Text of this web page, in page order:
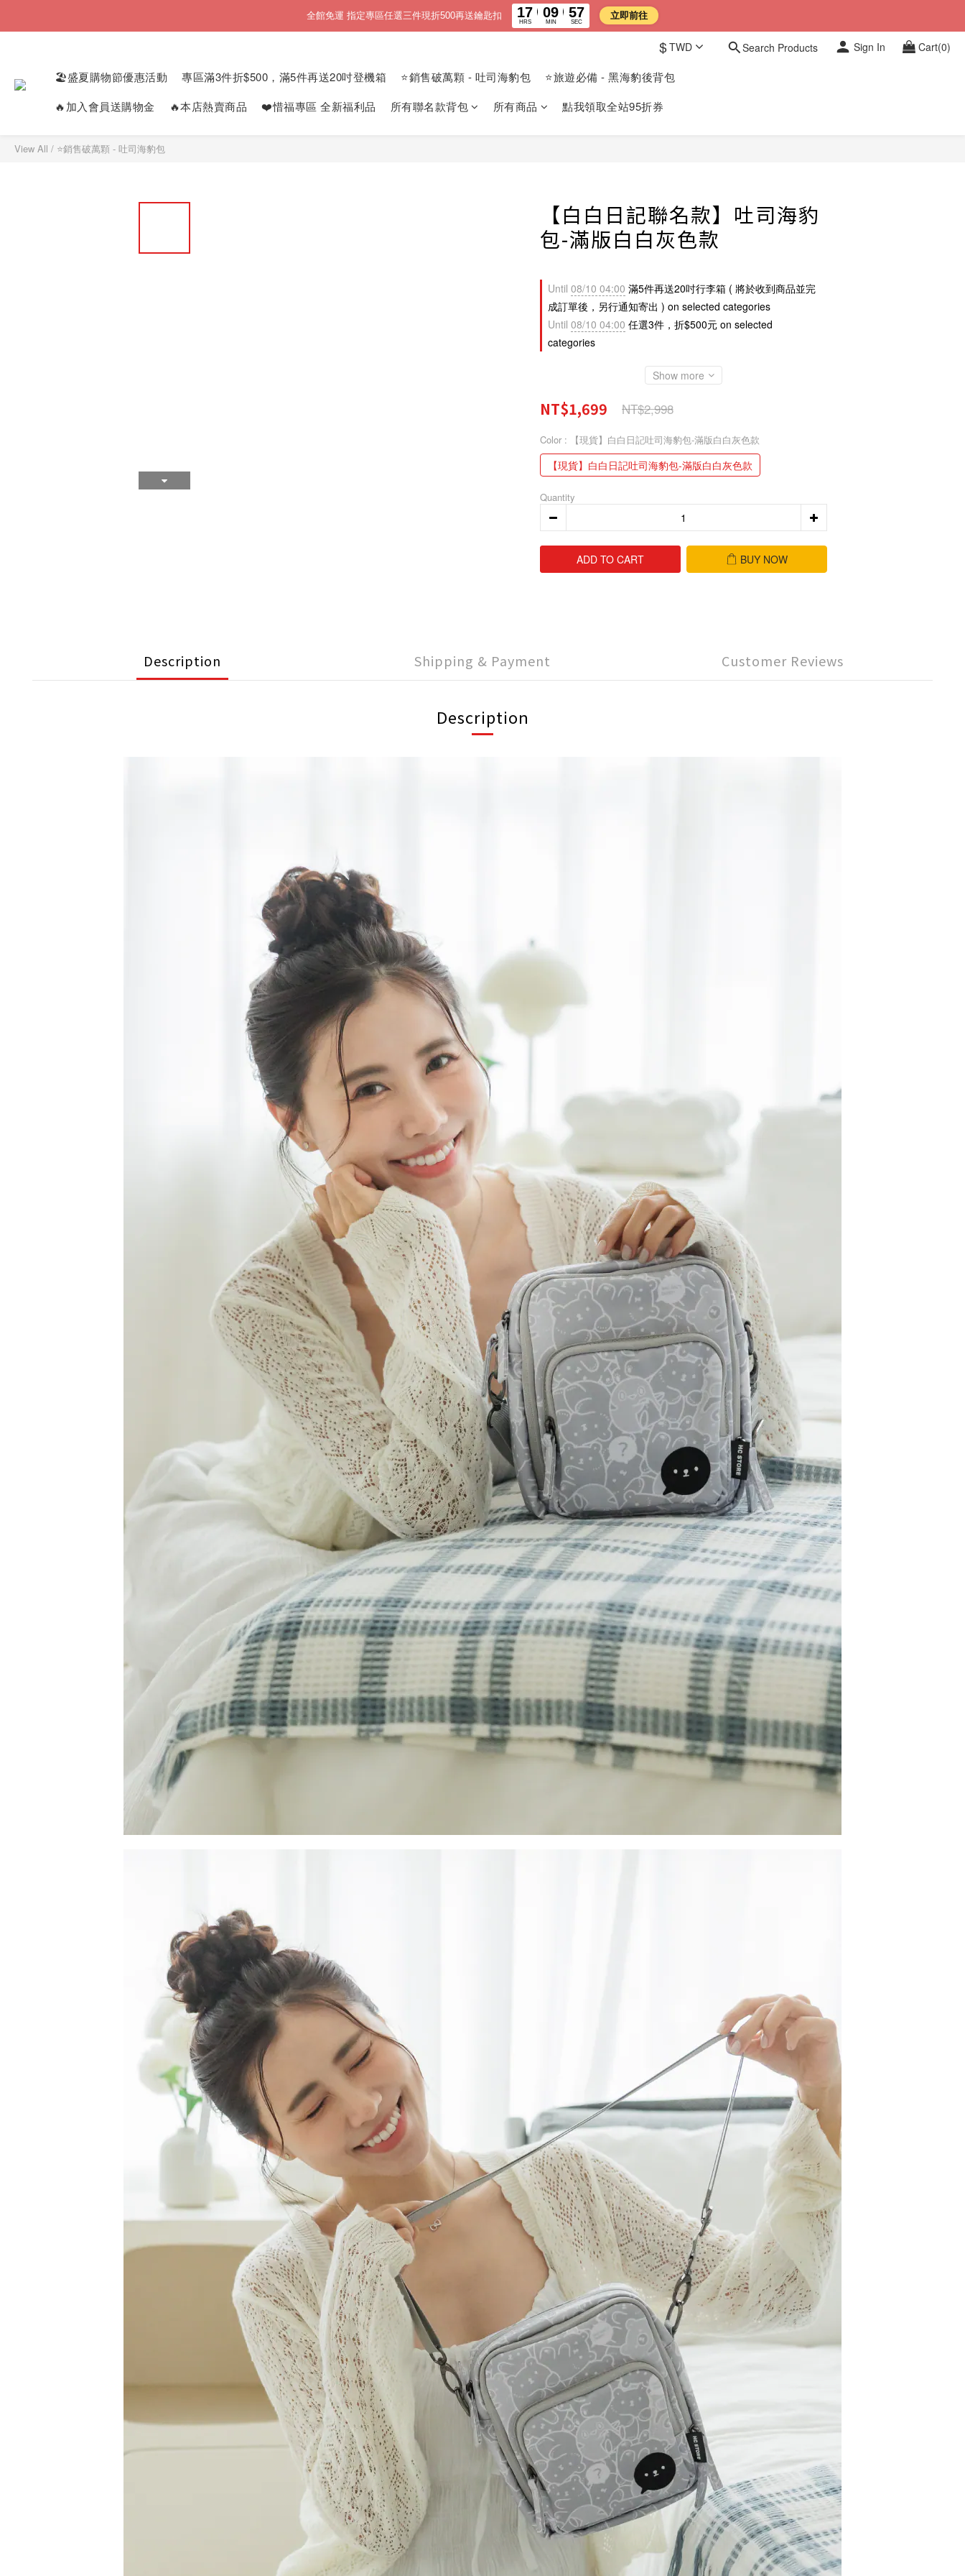
$TWD Search Products Sign In Cart(0)
🏖️盛夏購物節優惠活動 專區滿3件折$500，滿5件再送20吋登機箱 ⭐銷售破萬顆 - 吐司海豹包
⭐旅遊必備 - 黑海豹後背包
🔥加入會員送購物金
🔥本店熱賣商品 ❤️惜福專區 全新福利品 所有聯名款背包 所有商品 點我領取全站95折券
View All / ⭐銷售破萬顆 - 吐司海豹包
【白白日記聯名款】吐司海豹
包-滿版白白灰色款
Until 08/10 04:00 滿5件再送20吋行李箱 ( 將於收到商品並完
成訂單後，另行通知寄出 ) on selected categories
Until 08/10 04:00 任選3件，折$500元 on selected
categories
Show more
NT$1,699 NT$2,998
Color : 【現貨】白白日記吐司海豹包-滿版白白灰色款
【現貨】白白日記吐司海豹包-滿版白白灰色款
Quantity
ADD TO CART BUY NOW
Description Shipping & Payment Customer Reviews
Description
全館免運 指定專區任選三件現折500再送鑰匙扣 17
HRS
09
MIN
55
SEC
立即前往